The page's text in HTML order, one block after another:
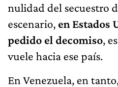
nulidad del secuestro
escenario, en Estados
pedido el decomiso,
vuele hacia ese país.
En Venezuela, en